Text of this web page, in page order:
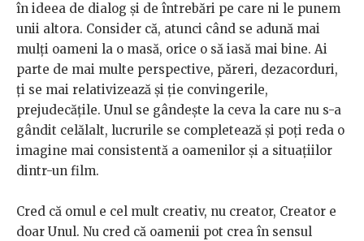
în ideea de dialog și de întrebări pe care ni le punem
unii altora. Consider că, atunci când se adună mai
mulți oameni la o masă, orice o să iasă mai bine. Ai
parte de mai multe perspective, păreri, dezacorduri,
ți se mai relativizează și ție convingerile,
prejudecățile. Unul se gândește la ceva la care nu s-a
gândit celălalt, lucrurile se completează și poți reda o
imagine mai consistentă a oamenilor și a situațiilor
dintr-un film.
Cred că omul e cel mult creativ, nu creator, Creator e
doar Unul. Nu cred că oamenii pot crea în sensul